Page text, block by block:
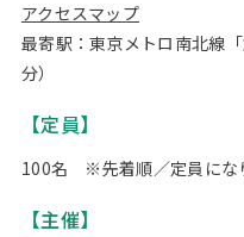
アクセスマップ
最寄駅：東京メトロ南北線
分）
【定員】
100名 ※先着順／定員にな
【主催】